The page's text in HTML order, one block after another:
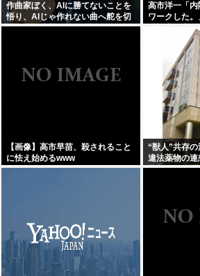
作曲家ぼく、AIに勝てないことを
悟り、AIじゃ作れない曲へ舵を切
ることを決断
高市洋一「内
ワークした
遷記事を喜ん
【画像】高市早苗、殺されること
に怯え始めるwww
“獣人”共存の
違法薬物の
批判でBPO